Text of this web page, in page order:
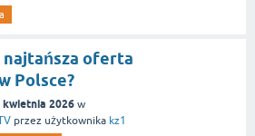
najtańsza oferta
Polsce?
kwietnia 2026 w
przez użytkownika kz1